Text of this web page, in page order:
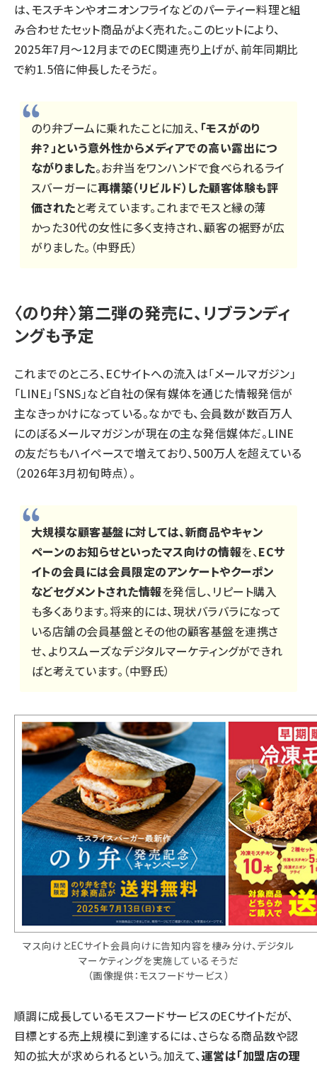
は、モスチキンやオニオンフライなどのパーティー料理と組
み合わせたセット商品がよく売れた。このヒットにより、
2025年7月～12月までのEC関連売り上げが、前年同期比
で約1.5倍に伸長したそうだ。
のり弁ブームに乗れたことに加え、 「モスがのり
弁？」という意外性からメディアでの高い露出につ
ながりました。お弁当をワンハンドで食べられるライ
スバーガーに再構築（リビルド）した顧客体験も評
価されたと考えています。これまでモスと縁の薄
かった30代の女性に多く支持され、顧客の裾野が広
がりました。（中野氏）
〈のり弁〉第二弾の発売に、リブランディ
ングも予定
これまでのところ、ECサイトへの流入は「メールマガジン」
「LINE」「SNS」など自社の保有媒体を通じた情報発信が
主なきっかけになっている。なかでも、会員数が数百万人
にのぼるメールマガジンが現在の主な発信媒体だ。LINE
の友だちもハイペースで増えており、500万人を超えている
（2026年3月初旬時点）。
大規模な顧客基盤に対しては、新商品やキャン
ペーンのお知らせといったマス向けの情報を、ECサ
イトの会員には会員限定のアンケートやクーポン
などセグメントされた情報を発信し、リピート購入
も多くあります。将来的には、現状バラバラになって
いる店舗の会員基盤とその他の顧客基盤を連携さ
せ、よりスムーズなデジタルマーケティングができれ
ばと考えています。（中野氏）
マス向けとECサイト会員向けに告知内容を棲み分け、デジタル
マーケティングを実施しているそうだ
（画像提供：モスフードサービス）
順調に成長しているモスフードサービスのECサイトだが、
目標とする売上規模に到達するには、さらなる商品数や認
知の拡大が求められるという。加えて、運営は「加盟店の理